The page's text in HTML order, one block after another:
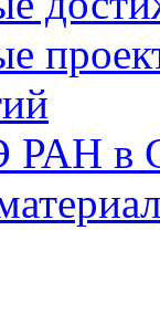
РАН